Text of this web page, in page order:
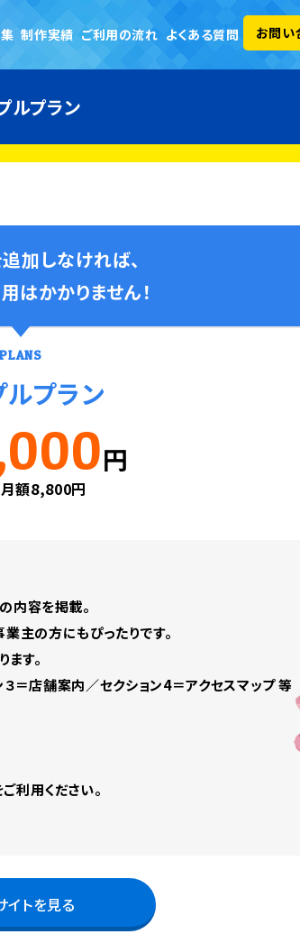
制作実績 ご利用の流れ よくある質問 お問い
ルプラン
加しなければ、
はかかりません！
PLANS
ルプラン
円
月額8,800円
内容を掲載。
主の方にもぴったりです。
す。
＝店舗案内／セクション4＝アクセスマップ 等
利用ください。
イトを見る